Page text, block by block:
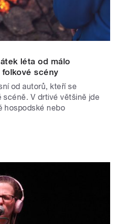
léta od málo
scény
od autorů, kteří se
scéně. V drtivé většině jde
hospodské nebo